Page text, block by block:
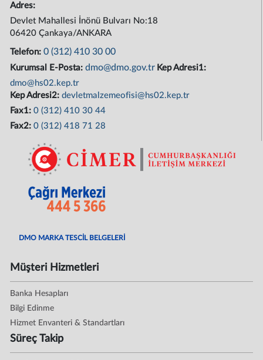
Adres:
Devlet Mahallesi İnönü Bulvarı No:18
06420 Çankaya/ANKARA
Telefon:0 (312) 410 30 00
Kurumsal E-Posta:dmo@dmo.gov.tr Kep Adresi1:
dmo@hs02.kep.tr
Kep Adresi2:devletmalzemeofisi@hs02.kep.tr
Fax1:0 (312) 410 30 44
Fax2:0 (312) 418 71 28
DMO MARKA TESCİL BELGELERİ
Müşteri Hizmetleri
Banka Hesapları
Bilgi Edinme
Hizmet Envanteri & Standartları
Süreç Takip